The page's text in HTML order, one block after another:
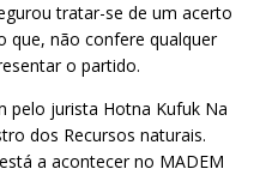
tratar-se de um acerto
que, não confere qualquer
o partido.
pelo jurista Hotna Kufuk Na
dos Recursos naturais.
a acontecer no MADEM